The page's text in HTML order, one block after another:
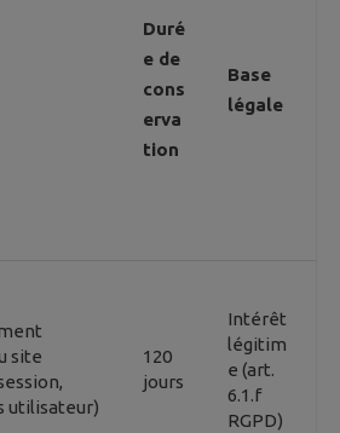
Duré
e de
cons
erva
tion
Base
légale
site
utilisateur)
120
jours
Intérêt
légitim
e (art.
6.1.f
RGPD)